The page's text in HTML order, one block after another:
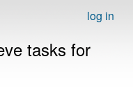
log in
tasks for